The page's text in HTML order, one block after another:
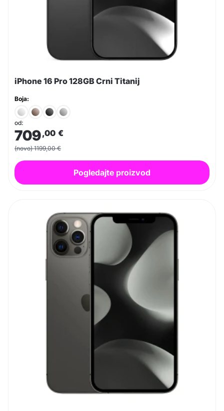
iPhone 16 Pro 128GB Crni Titanij
Boja:
od:
709,00 €
(novo) 1199,00 €
Pogledajte proizvod